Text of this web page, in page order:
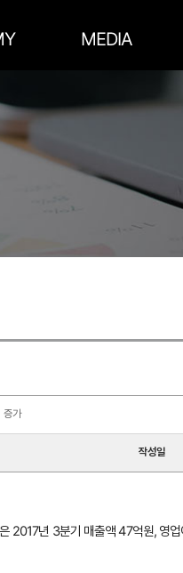
MEDIA
가
작성일
2017년 3분기 매출액 47억원, 영